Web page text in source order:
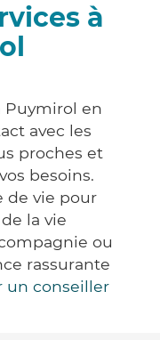
à
Puymirol en
avec les
proches et
besoins.
de vie pour
la vie
ou
rassurante
un conseiller